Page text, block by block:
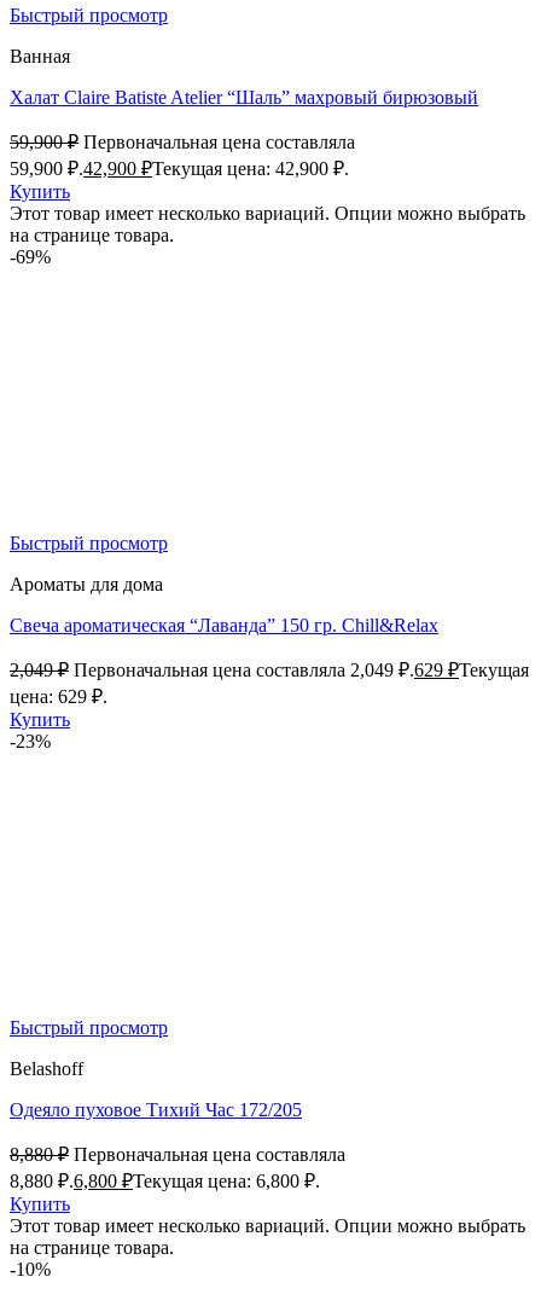
Быстрый просмотр
Ванная
Халат Claire Batiste Atelier “Шаль” махровый бирюзовый
59,900₽ Первоначальная цена составляла
59,900 ₽.42,900 ₽Текущая цена: 42,900 ₽.
Купить
Этот товар имеет несколько вариаций. Опции можно выбрать
на странице товара.
-69%
Быстрый просмотр
Ароматы для дома
Свеча ароматическая “Лаванда” 150 гр. Chill&Relax
2,049₽ Первоначальная цена составляла 2,049 ₽.629 ₽Текущая
цена: 629 ₽.
Купить
-23%
Быстрый просмотр
Belashoff
Одеяло пуховое Тихий Час 172/205
8,880₽ Первоначальная цена составляла
8,880 ₽.6,800 ₽Текущая цена: 6,800 ₽.
Купить
Этот товар имеет несколько вариаций. Опции можно выбрать
на странице товара.
-10%